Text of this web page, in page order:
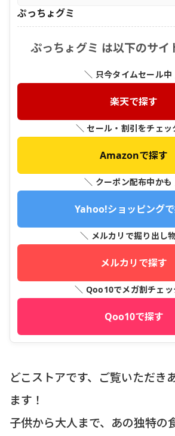
ぷっちょグミ
ぷっちょグミ は以下のサイ
＼ 只今タイムセール中
楽天で探す
＼ セール・割引をチェッ
Amazonで探す
＼ クーポン配布中かも
Yahoo!ショッピング
＼ メルカリで掘り出し
メルカリで探す
＼ Qoo10でメガ割チェ
Qoo10で探す
どこストアです、ご覧いただき
ます！
子供から大人まで、あの独特の